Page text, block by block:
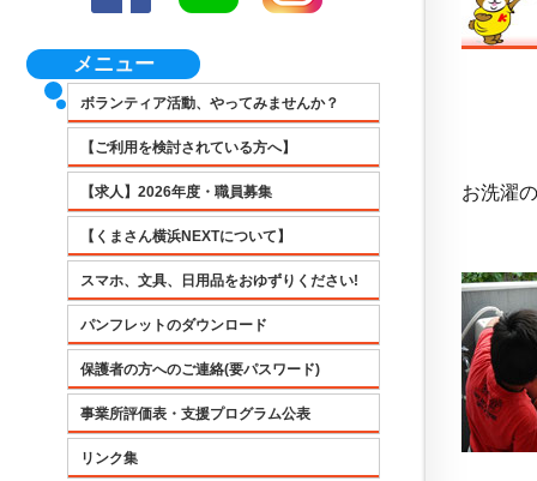
メニュー
ボランティア活動、やってみませんか？
【ご利用を検討されている方へ】
【求人】2026年度・職員募集
【くまさん横浜NEXTについて】
スマホ、文具、日用品をおゆずりください!
パンフレットのダウンロード
保護者の方へのご連絡(要パスワード)
事業所評価表・支援プログラム公表
リンク集
お洗濯